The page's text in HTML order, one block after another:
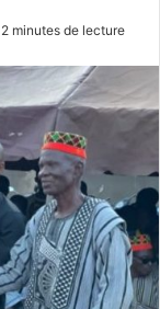
2 minutes de lecture